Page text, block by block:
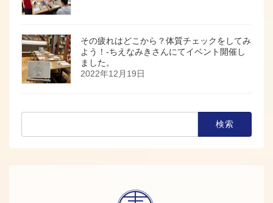
その疲れはどこから？体質チェックをしてみ
よう！-ちえなみきさんにてイベント開催し
ました。
2022年12月19日
検